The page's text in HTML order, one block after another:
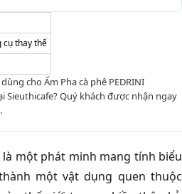
cụ thay thế
cho Ấm Pha cà phê PEDRINI
Sieuthicafe? Quý khách được nhận ngay
một phát minh mang tính biểu
một vật dụng quen thuộc